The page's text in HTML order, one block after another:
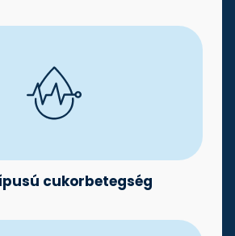
cukorbetegség